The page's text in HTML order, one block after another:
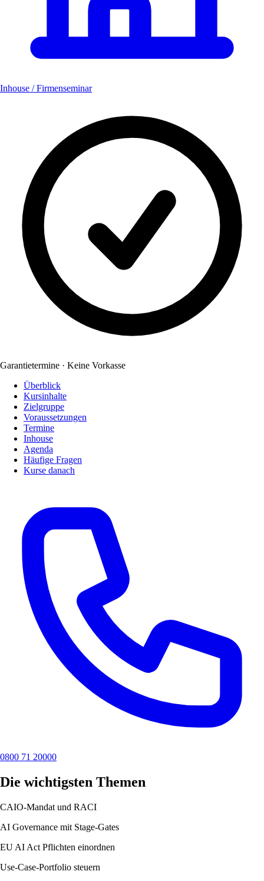
Inhouse / Firmenseminar
Garantietermine · Keine Vorkasse
Überblick
Kursinhalte
Zielgruppe
Voraussetzungen
Termine
Inhouse
Agenda
Häufige Fragen
Kurse danach
0800 71 20000
Die wichtigsten Themen
CAIO-Mandat und RACI
AI Governance mit Stage-Gates
EU AI Act Pflichten einordnen
Use-Case-Portfolio steuern